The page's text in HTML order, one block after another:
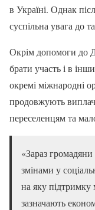
в Україні. Однак
суспільна увага до
Окрім допомоги до
брати участь і в
окремі міжнародні
продовжують
переселенцям та
«Зараз
змінами у
на яку
зазначають